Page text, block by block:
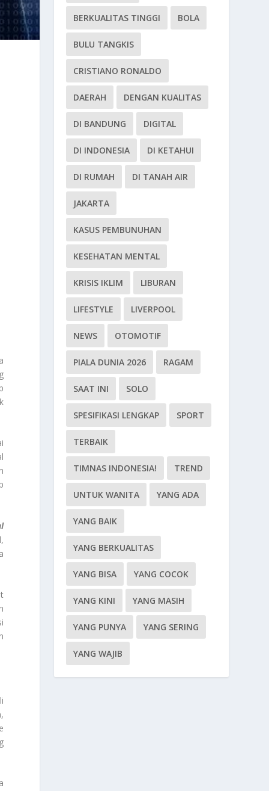
BERKUALITAS TINGGI BOLA
BULU TANGKIS
CRISTIANO RONALDO
DAERAH DENGAN KUALITAS
DI BANDUNG DIGITAL
DI INDONESIA DI KETAHUI
DI RUMAH DI TANAH AIR
JAKARTA
KASUS PEMBUNUHAN
KESEHATAN MENTAL
KRISIS IKLIM LIBURAN
LIFESTYLE LIVERPOOL
NEWS OTOMOTIF
PIALA DUNIA 2026 RAGAM
SAAT INI SOLO
SPESIFIKASI LENGKAP SPORT
TERBAIK
TIMNAS INDONESIA! TREND
UNTUK WANITA YANG ADA
YANG BAIK
YANG BERKUALITAS
YANG BISA YANG COCOK
YANG KINI YANG MASIH
YANG PUNYA YANG SERING
YANG WAJIB